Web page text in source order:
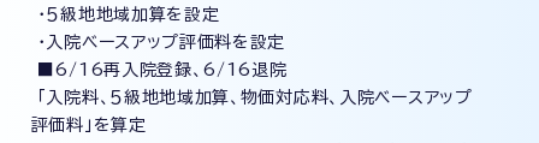
・５級地地域加算を設定
・入院ベースアップ評価料を設定
■6/16再入院登録、6/16退院
「入院料、５級地地域加算、物価対応料、入院ベースアップ
評価料」を算定